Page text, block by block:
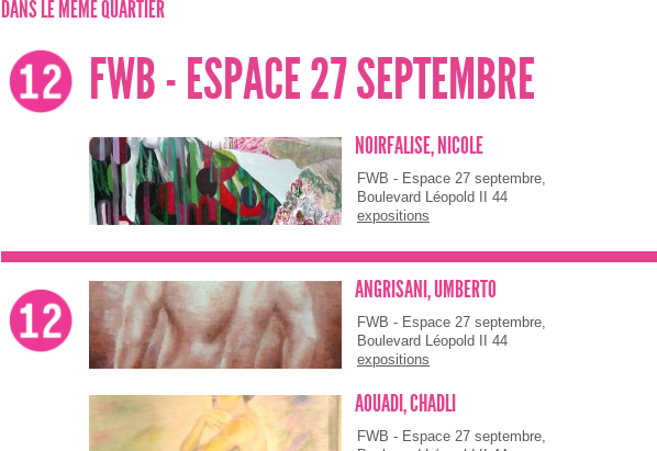
DANS LE MÊME QUARTIER
FWB - ESPACE 27 SEPTEMBRE
NOIRFALISE, NICOLE
FWB - Espace 27 septembre,
Boulevard Léopold II 44
expositions
ANGRISANI, UMBERTO
FWB - Espace 27 septembre,
Boulevard Léopold II 44
expositions
AOUADI, CHADLI
FWB - Espace 27 septembre,